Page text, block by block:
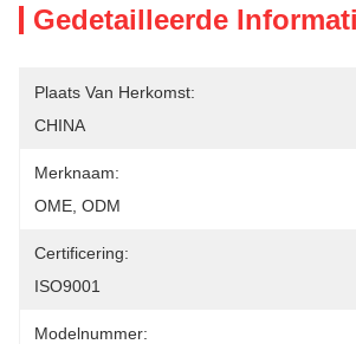
Gedetailleerde
Plaats Van Herkomst:
CHINA
Merknaam:
OME, ODM
Certificering:
ISO9001
Modelnummer: